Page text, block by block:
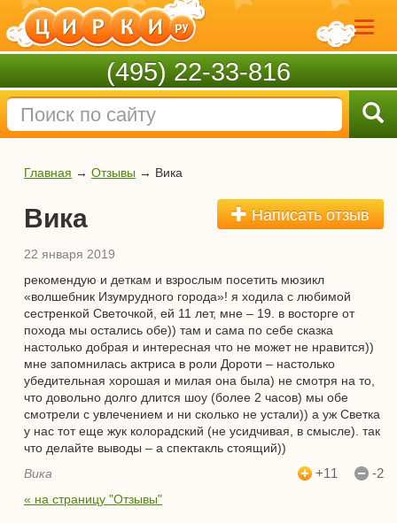
(495) 22-33-816
Главная → Отзывы → Вика
Написать отзыв
Вика
22 января 2019
рекомендую и деткам и взрослым посетить мюзикл
«волшебник Изумрудного города»! я ходила с любимой
сестренкой Светочкой, ей 11 лет, мне – 19. в восторге от
похода мы остались обе)) там и сама по себе сказка
настолько добрая и интересная что не может не нравится))
мне запомнилась актриса в роли Дороти – настолько
убедительная хорошая и милая она была) не смотря на то,
что довольно долго длится шоу (более 2 часов) мы обе
смотрели с увлечением и ни сколько не устали)) а уж Светка
у нас тот еще жук колорадский (не усидчивая, в смысле). так
что делайте выводы – а спектакль стоящий))
Вика
+11 -2
« на страницу "Отзывы"